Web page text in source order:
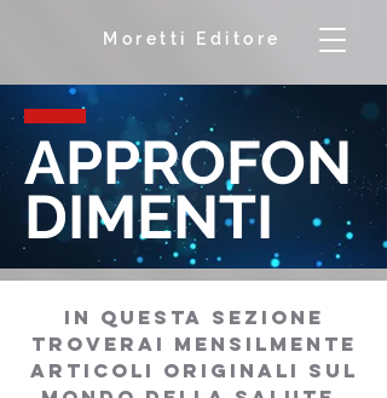
Moretti Editore
APPROFON
DIMENTI
in questa sezione
troverai mensilmente
articoli originali sul